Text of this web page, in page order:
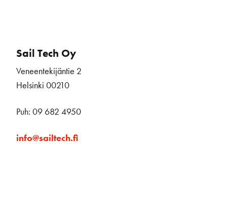
Sail Tech Oy
Veneentekijäntie 2
Helsinki 00210
Puh: 09 682 4950
info@sailtech.fi